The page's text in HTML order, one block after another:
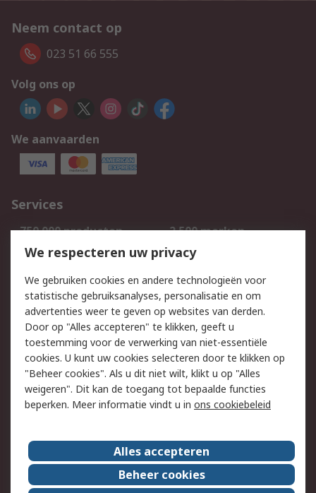
Neem contact op
023 51 66 555
Volg ons op
We aanvaarden
Services
750.000 producten
2.500 merken
Bestellen
Inkoopoplossingen
Track & Trace
Wettelijk
Cookiebeleid
Email veiligheid
Privacybeleid
Websitevoorwaarden
Algemene
verkoopvoorwaarden
Over RS
RS Group
Over ons
We respecteren uw privacy
We gebruiken cookies en andere technologieën voor
statistische gebruiksanalyses, personalisatie en om
advertenties weer te geven op websites van derden.
Door op "Alles accepteren" te klikken, geeft u
toestemming voor de verwerking van niet-essentiële
cookies. U kunt uw cookies selecteren door te klikken op
"Beheer cookies". Als u dit niet wilt, klikt u op "Alles
weigeren". Dit kan de toegang tot bepaalde functies
beperken. Meer informatie vindt u in ons cookiebeleid
Alles accepteren
Beheer cookies